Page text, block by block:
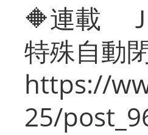
🔶連載
特殊自動
https://
25/